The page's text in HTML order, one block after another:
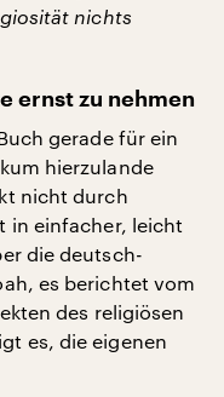
nichts
ernst zu nehmen
gerade für ein
hierzulande
nicht durch
in einfacher, leicht
die deutsch-
es berichtet vom
des religiösen
es, die eigenen